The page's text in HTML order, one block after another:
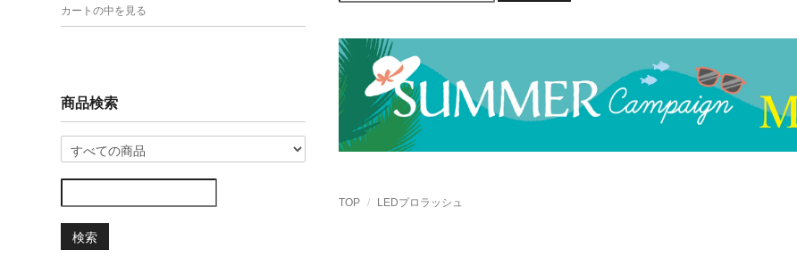
TOP LEDプロラッシュ
カートの中を見る
商品検索
検索